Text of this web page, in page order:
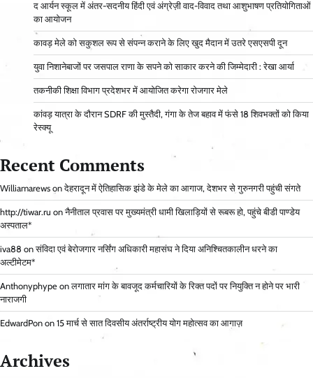
द आर्यन स्कूल में अंतर-सदनीय हिंदी एवं अंग्रेज़ी वाद-विवाद तथा आशुभाषण प्रतियोगिताओं
का आयोजन
कावड़ मेले को सकुशल रूप से संपन्न कराने के लिए खुद मैदान में उतरे एसएसपी दून
युवा निशानेबाजों पर जसपाल राणा के सपने को साकार करने की जिम्मेदारी : रेखा आर्या
तकनीकी शिक्षा विभाग प्रदेशभर में आयोजित करेगा रोजगार मेले
कांवड़ यात्रा के दौरान SDRF की मुस्तैदी, गंगा के तेज बहाव में फंसे 18 शिवभक्तों को किया
रेस्क्यू
Recent Comments
Williamarews onदेहरादून में ऐतिहासिक झंडे के मेले का आगाज, देशभर से गुरुनगरी पहुंची संगते
http://tiwar.ru onनैनीताल प्रवास पर मुख्यमंत्री धामी खिलाड़ियों से रूबरू हो, पहुंचे बीडी पाण्डेय
अस्पताल*
iva88 onसंविदा एवं बेरोजगार नर्सिंग अधिकारी महासंघ ने दिया अनिश्चितकालीन धरने का
अल्टीमेटम*
Anthonyphype onलगातार मांग के बावजूद कर्मचारियों के रिक्त पदों पर नियुक्ति न होने पर भारी
नाराजगी
EdwardPon on 15 मार्च से सात दिवसीय अंतर्राष्ट्रीय योग महोत्सव का आगाज़
Archives